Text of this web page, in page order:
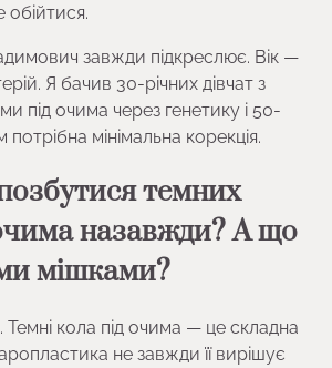
обійтися.
завжди підкреслює. Вік —
Я бачив 30-річних дівчат з
під очима через генетику і 50-
потрібна мінімальна корекція.
темних
назавжди? А що
мішками?
кола під очима — це складна
не завжди її вирішує